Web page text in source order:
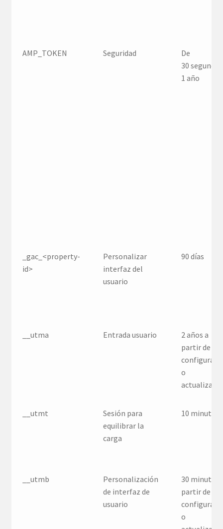
AMP_TOKEN Seguridad
De
30
1 año
_gac_<property-
id>
Personalizar
interfaz del
usuario
90 días
__utma Entrada usuario
2 años a
partir de la
o
__utmt
Sesión para
equilibrar la
carga
10 minutos
__utmb
Personalización
de interfaz de
usuario
30 minutos
partir de la
o